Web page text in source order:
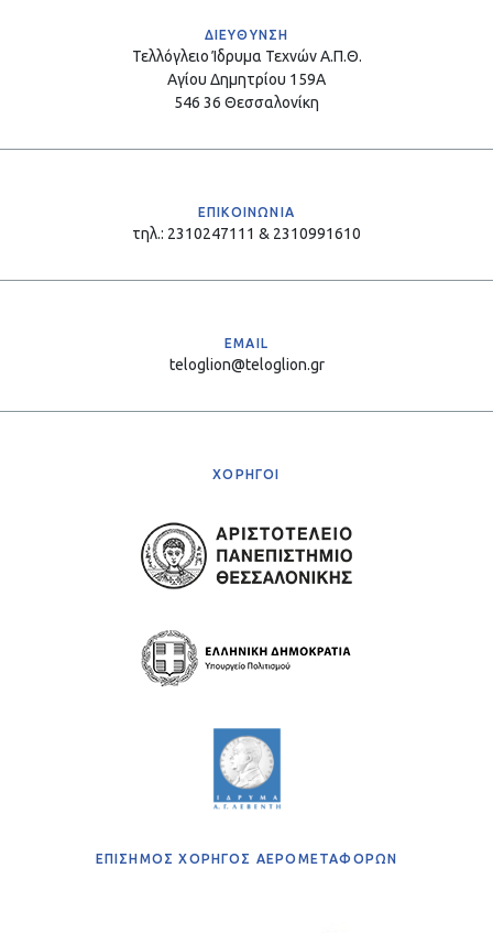
ΔΙΕΥΘΥΝΣΗ
Τελλόγλειο Ίδρυμα Τεχνών Α.Π.Θ.
Αγίου Δημητρίου 159Α
546 36 Θεσσαλονίκη
ΕΠΙΚΟΙΝΩΝΙΑ
τηλ.: 2310247111 & 2310991610
EMAIL
teloglion@teloglion.gr
ΧΟΡΗΓΟΙ
ΕΠΙΣΗΜΟΣ ΧΟΡΗΓΟΣ ΑΕΡΟΜΕΤΑΦΟΡΩΝ